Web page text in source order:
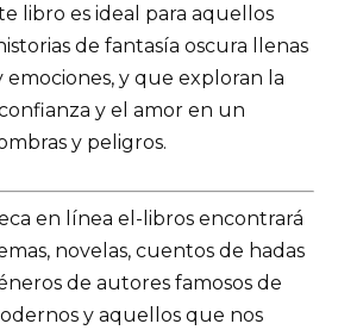
libro es ideal para aquellos
de fantasía oscura llenas
emociones, y que exploran la
y el amor en un
y peligros.
en línea el-libros encontrará
novelas, cuentos de hadas
de autores famosos de
y aquellos que nos